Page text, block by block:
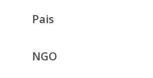
Pais
NGO